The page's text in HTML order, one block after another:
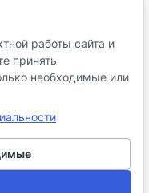
работы сайта и
принять
необходимые или